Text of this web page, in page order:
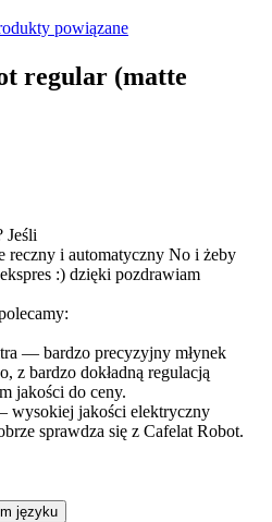
powiązane
regular (matte
Jeśli
reczny i automatyczny No i żeby
:) dzięki pozdrawiam
— bardzo precyzyjny młynek
z bardzo dokładną regulacją
jakości do ceny.
wysokiej jakości elektryczny
sprawdza się z Cafelat Robot.
języku